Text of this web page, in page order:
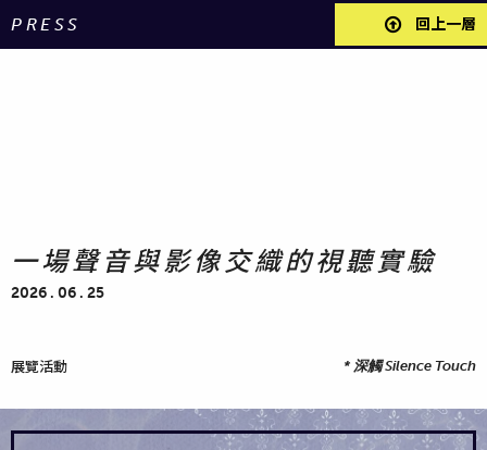
PRESS 回上一層
一場聲音與影像交織的視聽實驗
2026 . 06 . 25
展覽活動 * 深觸 Silence Touch